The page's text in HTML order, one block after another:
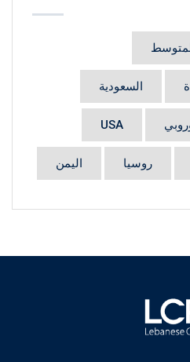
السعودية
USA
روسيا اليمن